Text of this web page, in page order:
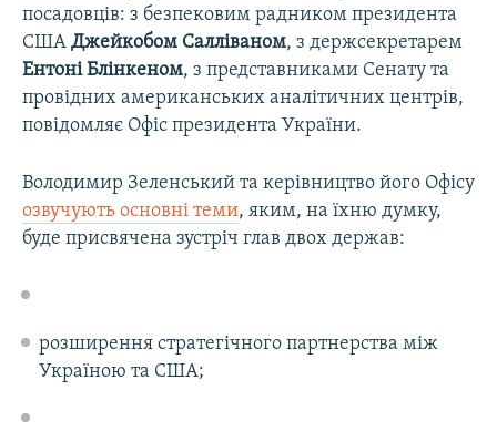
посадовців: з безпековим радником президента
США Джейкобом Салліваном, з держсекретарем
Ентоні Блінкеном, з представниками Сенату та
провідних американських аналітичних центрів,
повідомляє Офіс президента України.
Володимир Зеленський та керівництво його Офісу
озвучують основні теми, яким, на їхню думку,
буде присвячена зустріч глав двох держав:
розширення стратегічного партнерства між
Україною та США;